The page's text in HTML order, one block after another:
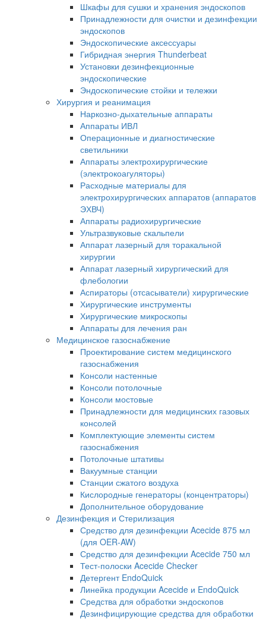
Шкафы для сушки и хранения эндоскопов
Принадлежности для очистки и дезинфекции
эндоскопов
Эндоскопические аксессуары
Гибридная энергия Thunderbeat
Установки дезинфекционные
эндоскопические
Эндоскопические стойки и тележки
Хирургия и реанимация
Наркозно-дыхательные аппараты
Аппараты ИВЛ
Операционные и диагностические
светильники
Аппараты электрохирургические
(электрокоагуляторы)
Расходные материалы для
электрохирургических аппаратов (аппаратов
ЭХВЧ)
Аппараты радиохирургические
Ультразвуковые скальпели
Аппарат лазерный для торакальной
хирургии
Аппарат лазерный хирургический для
флебологии
Аспираторы (отсасыватели) хирургические
Хирургические инструменты
Хирургические микроскопы
Аппараты для лечения ран
Медицинское газоснабжение
Проектирование систем медицинского
газоснабжения
Консоли настенные
Консоли потолочные
Консоли мостовые
Принадлежности для медицинских газовых
консолей
Комплектующие элементы систем
газоснабжения
Потолочные штативы
Вакуумные станции
Станции сжатого воздуха
Кислородные генераторы (концентраторы)
Дополнительное оборудование
Дезинфекция и Стерилизация
Средство для дезинфекции Acecide 875 мл
(для OER-AW)
Средство для дезинфекции Acecide 750 мл
Тест-полоски Acecide Checker
Детергент EndoQuick
Линейка продукции Acecide и EndoQuick
Средства для обработки эндоскопов
Дезинфицирующие средства для обработки